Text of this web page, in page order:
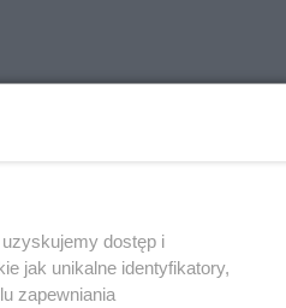
dostęp i
jak unikalne identyfikatory,
zapewniania